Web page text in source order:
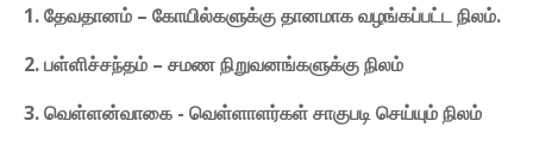
1. தேவதானம் – கோயில்களுக்கு தானமாக வழங்கப்பட்ட நிலம்.
2. பள்ளிச்சந்தம் – சமண நிறுவனங்களுக்கு நிலம்
3. வெள்ளன்வாகை - வெள்ளாளர்கள் சாகுபடி செய்யும் நிலம்